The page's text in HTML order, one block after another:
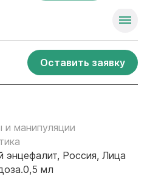
Оставить заявку
и манипуляции
энцефалит, Россия, Лица
мл